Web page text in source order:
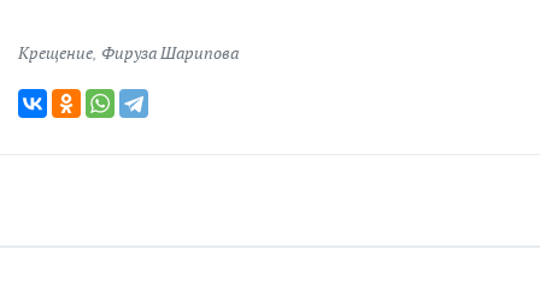
Крещение, Фируза Шарипова